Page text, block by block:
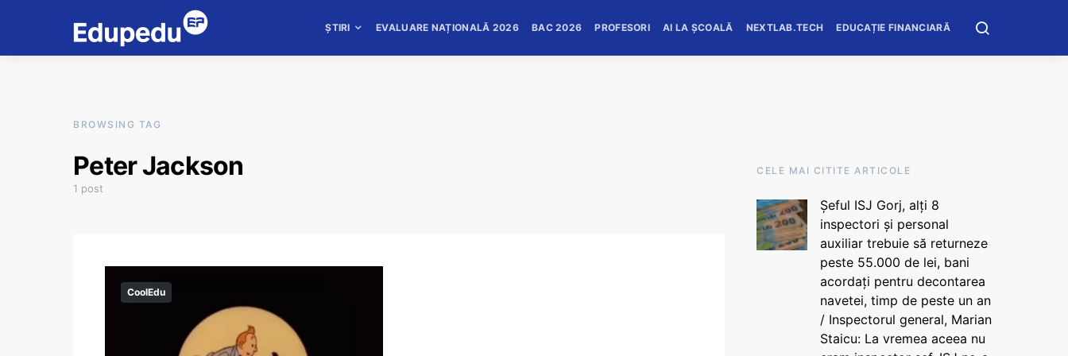
ȘTIRI EVALUARE NAȚIONALĂ 2026 BAC 2026 PROFESORI AI LA ȘCOALĂ NEXTLAB.TECH EDUCAȚIE FINANCIARĂ
BROWSING TAG
Peter Jackson
1 post
CoolEdu
CELE MAI CITITE ARTICOLE
Șeful ISJ Gorj, alți 8
inspectori și personal
auxiliar trebuie să returneze
peste 55.000 de lei, bani
acordați pentru decontarea
navetei, timp de peste un an
/ Inspectorul general, Marian
Staicu: La vremea aceea nu